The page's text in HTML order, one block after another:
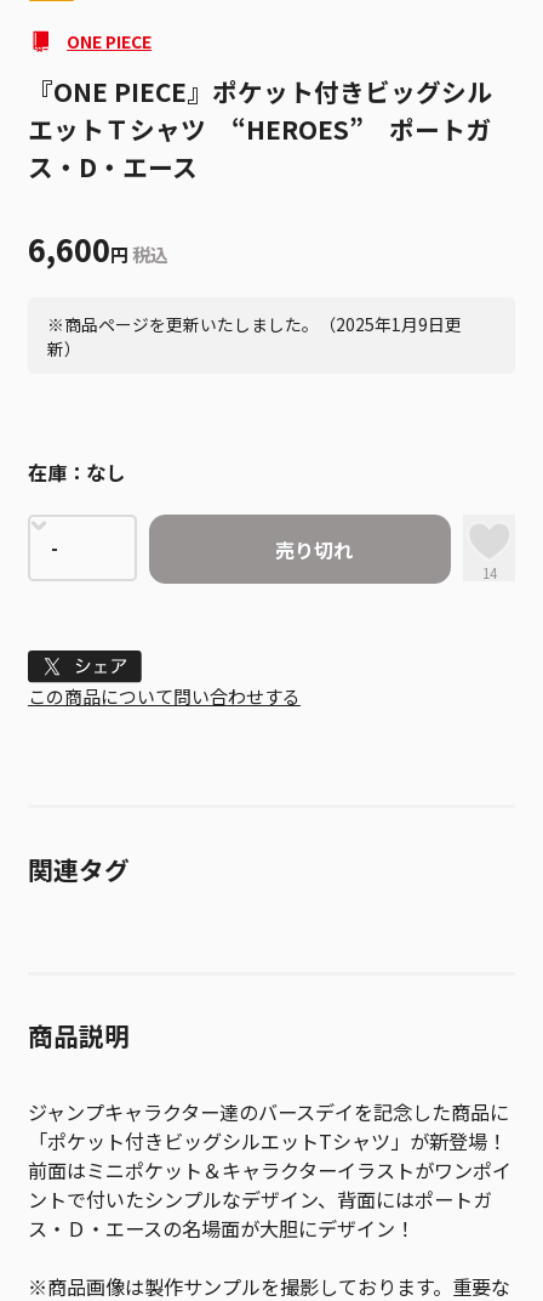
ONE PIECE
『ONE PIECE』ポケット付きビッグシル
エットＴシャツ “HEROES” ポートガ
ス・D・エース
6,600円 税込
※商品ページを更新いたしました。（2025年1月9日更
新）
在庫： なし
売り切れ
14
Tweet
この商品について問い合わせする
関連タグ
商品説明
ジャンプキャラクター達のバースデイを記念した商品に
「ポケット付きビッグシルエットTシャツ」が新登場！
前面はミニポケット＆キャラクターイラストがワンポイ
ントで付いたシンプルなデザイン、背面にはポートガ
ス・Ｄ・エースの名場面が大胆にデザイン！
※商品画像は製作サンプルを撮影しております。重要な